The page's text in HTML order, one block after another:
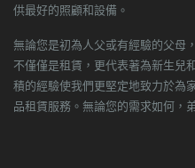
供最好的照顧和設備。
無論您是初為人父或有經驗的父母
不僅僅是租賃，更代表著為新生兒
積的經驗使我們更堅定地致力於為
品租賃服務。無論您的需求如何，